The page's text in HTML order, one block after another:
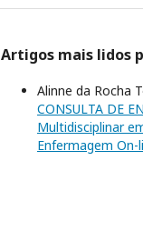
Artigos mais lidos
Alinne da Rocha
CONSULTA DE
Multidisciplinar
Enfermagem On-